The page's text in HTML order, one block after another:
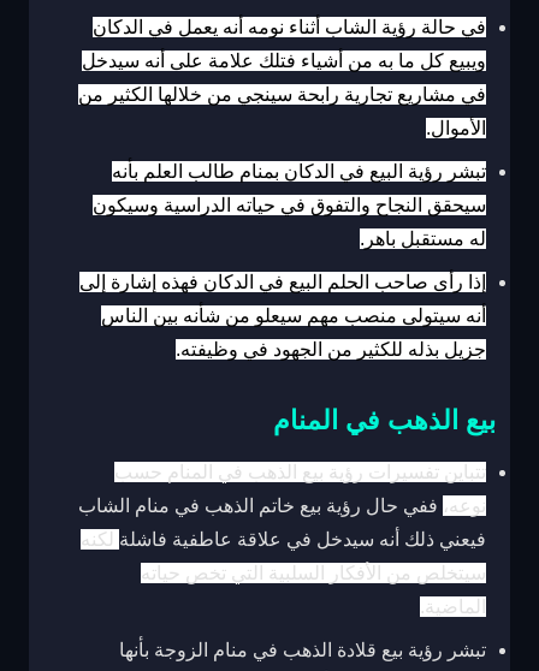
في حالة رؤية الشاب أثناء نومه أنه يعمل في الدكان
ويبيع كل ما به من أشياء فتلك علامة على أنه سيدخل
في مشاريع تجارية رابحة سينجي من خلالها الكثير من
الأموال.
تبشر رؤية البيع في الدكان بمنام طالب العلم بأنه
سيحقق النجاح والتفوق في حياته الدراسية وسيكون
له مستقبل باهر.
إذا رأى صاحب الحلم البيع في الدكان فهذه إشارة إلى
أنه سيتولى منصب مهم سيعلو من شأنه بين الناس
جزيل بذله للكثير من الجهود في وظيفته.
بيع الذهب في المنام
تتباين تفسيرات رؤية بيع الذهب في المنام حسب
نوعه، ففي حال رؤية بيع خاتم الذهب في منام الشاب
فيعني ذلك أنه سيدخل في علاقة عاطفية فاشلة لكنه
سيتخلص من الأفكار السلبية التي تخص حياته
الماضية.
تبشر رؤية بيع قلادة الذهب في منام الزوجة بأنها